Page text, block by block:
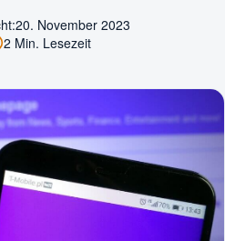
20. November 2023
2 Min. Lesezeit